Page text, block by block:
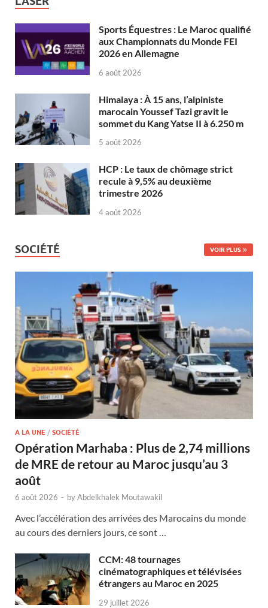
Sports Équestres : Le Maroc qualifié
aux Championnats du Monde FEI
2026 en Allemagne
6 août 2026
Himalaya : À 15 ans, l’alpiniste
marocain Youssef Tazi gravit le
sommet du Kang Yatse II à 6.250 m
5 août 2026
HCP : Le taux de chômage strict
recule à 9,5% au deuxième
trimestre 2026
4 août 2026
SOCIÉTÉ VOIR PLUS
A LA UNE / SOCIÉTÉ
Opération Marhaba : Plus de 2,74 millions
de MRE de retour au Maroc jusqu’au 3
août
6 août 2026 - byAbdelkhalek Moutawakil
Avec l’accélération des arrivées des Marocains du monde
au cours des derniers jours, ce sont …
CCM: 48 tournages
cinématographiques et télévisées
étrangers au Maroc en 2025
29 juillet 2026